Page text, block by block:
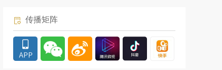
传播矩阵